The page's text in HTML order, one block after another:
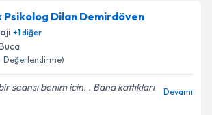
Psikolog Dilan Demirdöven
+1diğer
Değerlendirme)
seansı benim icin. . Bana kattıkları
Devamı